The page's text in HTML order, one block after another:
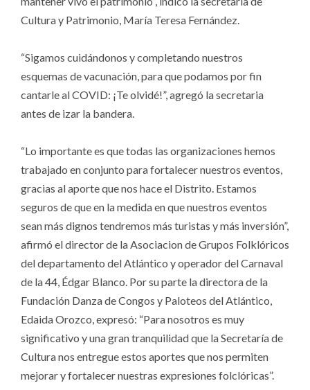
Cultura y Patrimonio, María Teresa Fernández.
“Sigamos cuidándonos y completando nuestros
esquemas de vacunación, para que podamos por fin
cantarle al COVID: ¡Te olvidé!”, agregó la secretaria
antes de izar la bandera.
“Lo importante es que todas las organizaciones hemos
trabajado en conjunto para fortalecer nuestros eventos,
gracias al aporte que nos hace el Distrito. Estamos
seguros de que en la medida en que nuestros eventos
sean más dignos tendremos más turistas y más inversión”,
afirmó el director de la Asociacion de Grupos Folklóricos
del departamento del Atlántico y operador del Carnaval
de la 44, Édgar Blanco. Por su parte la directora de la
Fundación Danza de Congos y Paloteos del Atlántico,
Edaida Orozco, expresó: “Para nosotros es muy
significativo y una gran tranquilidad que la Secretaría de
Cultura nos entregue estos aportes que nos permiten
mejorar y fortalecer nuestras expresiones folclóricas”.